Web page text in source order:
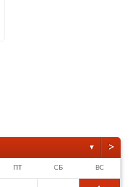
▼ >
ПТ СБ ВС